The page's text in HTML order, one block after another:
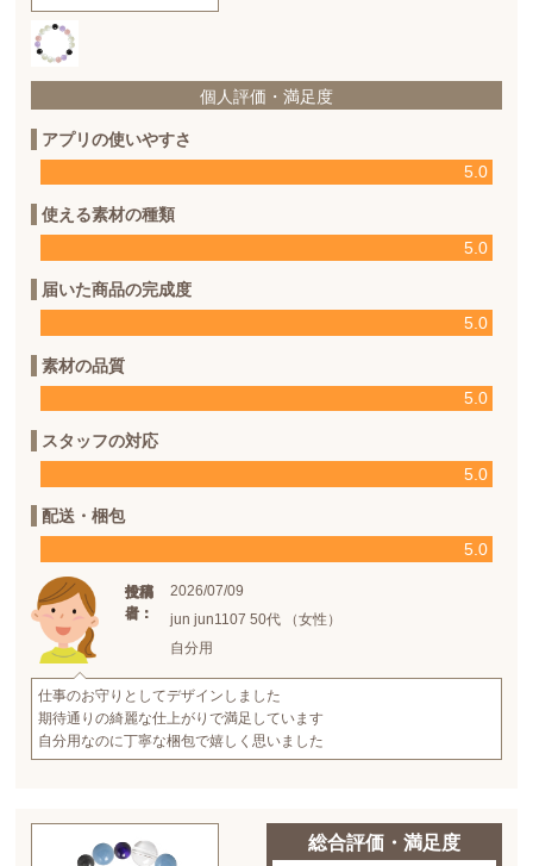
個人評価・満足度
アプリの使いやすさ
5.0
使える素材の種類
5.0
届いた商品の完成度
5.0
素材の品質
5.0
スタッフの対応
5.0
配送・梱包
5.0
投稿
日：
2026/07/09
投稿
者：
jun jun1107 50代 （女性）
使用
者：
自分用
仕事のお守りとしてデザインしました
期待通りの綺麗な仕上がりで満足しています
自分用なのに丁寧な梱包で嬉しく思いました
総合評価・満足度